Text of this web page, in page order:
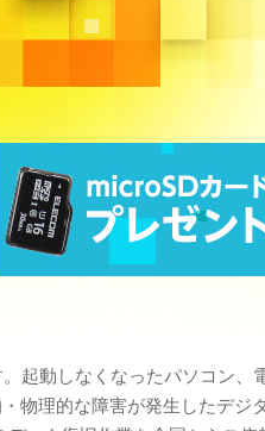
起動しなくなったパソコン、
物理的な障害が発生したデジ